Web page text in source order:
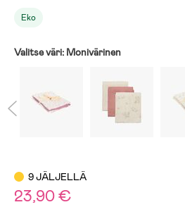
Eko
Valitse väri: Monivärinen
9 JÄLJELLÄ
23,90 €